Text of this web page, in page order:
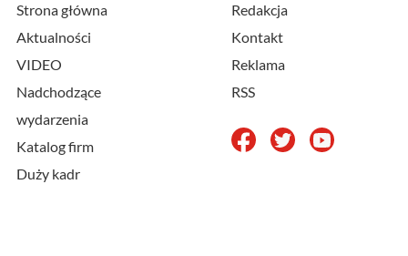
Strona główna
Aktualności
VIDEO
Nadchodzące
wydarzenia
Katalog firm
Duży kadr
Redakcja
Kontakt
Reklama
RSS